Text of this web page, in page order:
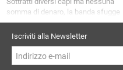
somma di denaro, la banda sfugge
ad una pattuglia di Carabinieri
Iscriviti alla Newsletter